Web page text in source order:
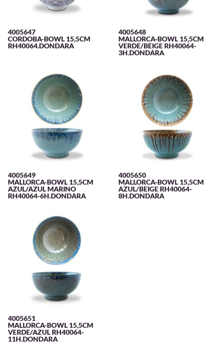
4005647
CORDOBA-BOWL 15,5CM
RH40064.DONDARA
4005648
MALLORCA-BOWL 15,5CM
VERDE/BEIGE RH40064-
3H.DONDARA
4005649
MALLORCA-BOWL 15,5CM
AZUL/AZUL MARINO
RH40064-6H.DONDARA
4005650
MALLORCA-BOWL 15,5CM
AZUL/BEIGE RH40064-
8H.DONDARA
4005651
MALLORCA-BOWL 15,5CM
VERDE/AZUL RH40064-
11H.DONDARA